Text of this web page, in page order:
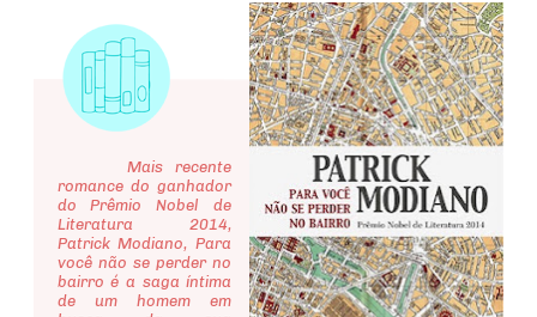
Mais recente
romance do ganhador
do Prêmio Nobel de
Literatura 2014,
Patrick Modiano, Para
você não se perder no
bairro é a saga íntima
de um homem em